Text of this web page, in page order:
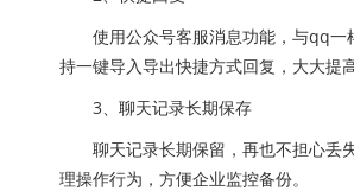
使用公众号客服消息功能，与qq一
持一键导入导出快捷方式回复，大大提
3、聊天记录长期保存
聊天记录长期保留，再也不担心丢
理操作行为，方便企业监控备份。